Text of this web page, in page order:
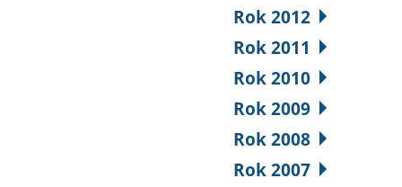
Rok 2012
Rok 2011
Rok 2010
Rok 2009
Rok 2008
Rok 2007